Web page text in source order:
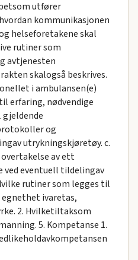
utfører
kommunikasjonen
helseforetakene skal
rutiner som
avtjenesten
skalogså beskrives.
i ambulansen(e)
erfaring, nødvendige
og
utrykningskjøretøy. c.
av ett
eventuell tildelingav
rutiner som legges til
ivaretas,
2. Hvilketiltaksom
5. Kompetanse 1.